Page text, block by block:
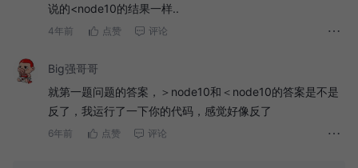
说的<node10的结果一样..
4年前 点赞 评论
Big强哥哥
就第一题问题的答案，＞node10和＜node10的答案是不是
反了，我运行了一下你的代码，感觉好像反了
6年前 点赞 评论